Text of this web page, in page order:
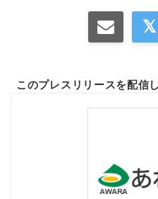
このプレスリリースを配信